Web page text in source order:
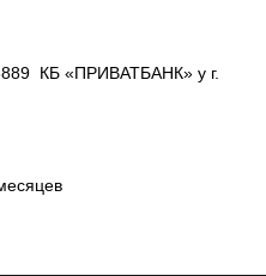
КБ «ПРИВАТБАНК» у г.